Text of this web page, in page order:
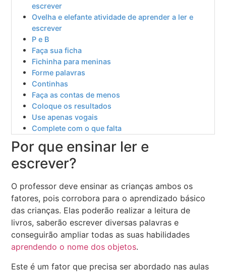
escrever
Ovelha e elefante atividade de aprender a ler e
escrever
P e B
Faça sua ficha
Fichinha para meninas
Forme palavras
Continhas
Faça as contas de menos
Coloque os resultados
Use apenas vogais
Complete com o que falta
Por que ensinar ler e
escrever?
O professor deve ensinar as crianças ambos os
fatores, pois corrobora para o aprendizado básico
das crianças. Elas poderão realizar a leitura de
livros, saberão escrever diversas palavras e
conseguirão ampliar todas as suas habilidades
aprendendo o nome dos objetos.
Este é um fator que precisa ser abordado nas aulas